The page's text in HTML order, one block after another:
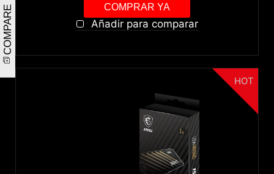
COMPARE COMPRAR YA
Añadir para comparar
HOT